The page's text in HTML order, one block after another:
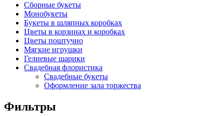
Сборные букеты
Монобукеты
Букеты в шляпных коробках
Цветы в корзинах и коробках
Цветы поштучно
Мягкие игрушки
Гелиевые шарики
Свадебная флористика
Свадебные букеты
Оформление зала торжества
Фильтры